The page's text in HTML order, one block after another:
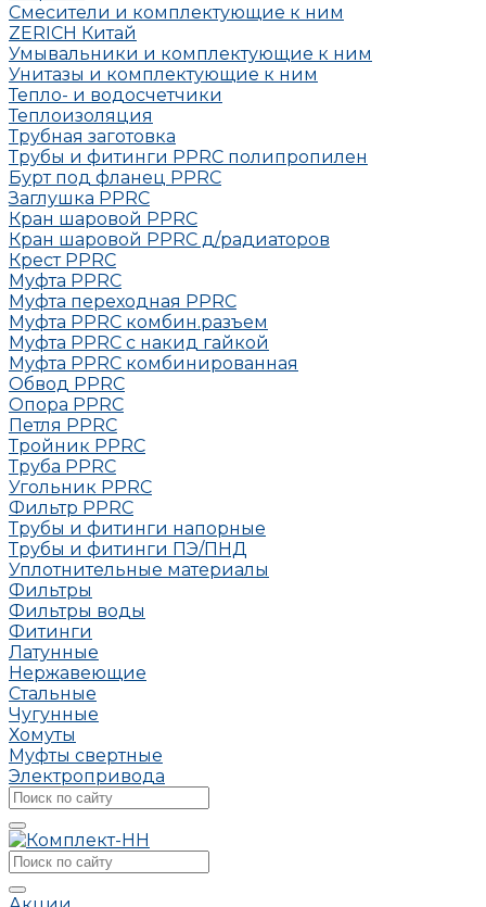
Смесители и комплектующие к ним
ZERICH Китай
Умывальники и комплектующие к ним
Унитазы и комплектующие к ним
Тепло- и водосчетчики
Теплоизоляция
Трубная заготовка
Трубы и фитинги PPRC полипропилен
Бурт под фланец РРRC
Заглушка РРRC
Кран шаровой PPRC
Кран шаровой PPRC д/радиаторов
Крест PPRC
Муфта PPRC
Муфта переходная PPRC
Муфта РРRC комбин.разъем
Муфта PPRC с накид гайкой
Муфта РРRC комбинированная
Обвод РРRC
Опора РРRC
Петля РРRC
Тройник РРRC
Труба РРRC
Угольник РРRC
Фильтр PPRC
Трубы и фитинги напорные
Трубы и фитинги ПЭ/ПНД
Уплотнительные материалы
Фильтры
Фильтры воды
Фитинги
Латунные
Нержавеющие
Стальные
Чугунные
Хомуты
Муфты свертные
Электропривода